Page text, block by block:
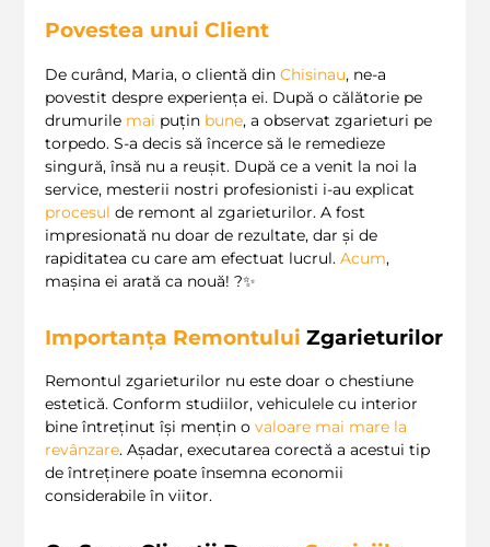
Povestea unui Client
De curând, Maria, o clientă din Chisinau, ne-a
povestit despre experiența ei. După o călătorie pe
drumurile mai puțin bune, a observat zgarieturi pe
torpedo. S-a decis să încerce să le remedieze
singură, însă nu a reușit. După ce a venit la noi la
service, mesterii nostri profesionisti i-au explicat
procesul de remont al zgarieturilor. A fost
impresionată nu doar de rezultate, dar și de
rapiditatea cu care am efectuat lucrul. Acum,
mașina ei arată ca nouă! ?✨
Importanța Remontului Zgarieturilor
Remontul zgarieturilor nu este doar o chestiune
estetică. Conform studiilor, vehiculele cu interior
bine întreținut își mențin o valoare mai mare la
revânzare. Așadar, executarea corectă a acestui tip
de întreținere poate însemna economii
considerabile în viitor.